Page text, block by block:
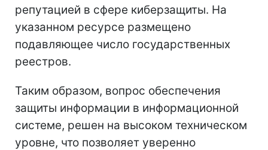
репутацией в сфере киберзащиты. На
указанном ресурсе размещено
подавляющее число государственных
реестров.
Таким образом, вопрос обеспечения
защиты информации в информационной
системе, решен на высоком техническом
уровне, что позволяет уверенно